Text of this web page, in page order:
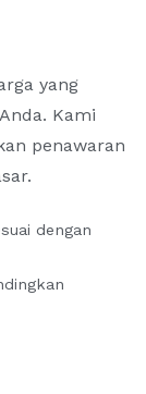
yang
Kami
penawaran
dengan